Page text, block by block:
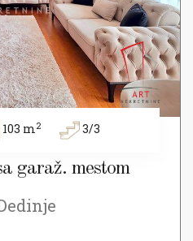
103 m2 3/3
garaž. mestom